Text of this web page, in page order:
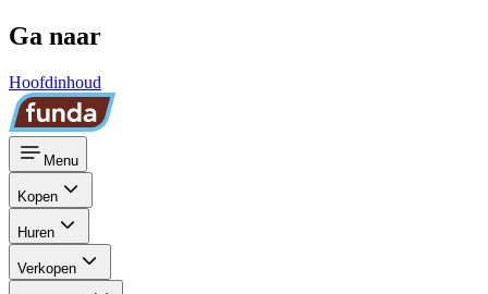
Ga naar
Hoofdinhoud
Menu
Kopen
Huren
Verkopen